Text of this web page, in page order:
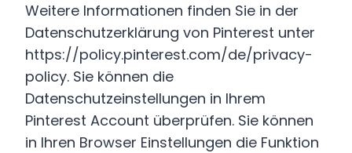
Weitere Informationen finden Sie in der
Datenschutzerklärung von Pinterest unter
https://policy.pinterest.com/de/privacy-
policy. Sie können die
Datenschutzeinstellungen in Ihrem
Pinterest Account überprüfen. Sie können
in Ihren Browser Einstellungen die Funktion